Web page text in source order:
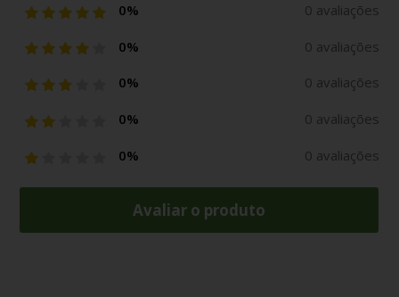
0% 0 avaliações
0% 0 avaliações
0% 0 avaliações
0% 0 avaliações
0% 0 avaliações
Avaliar o produto